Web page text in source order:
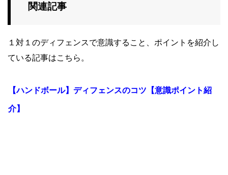
関連記事
１対１のディフェンスで意識すること、ポイントを紹介し
ている記事はこちら。
【ハンドボール】ディフェンスのコツ【意識ポイント紹
介】